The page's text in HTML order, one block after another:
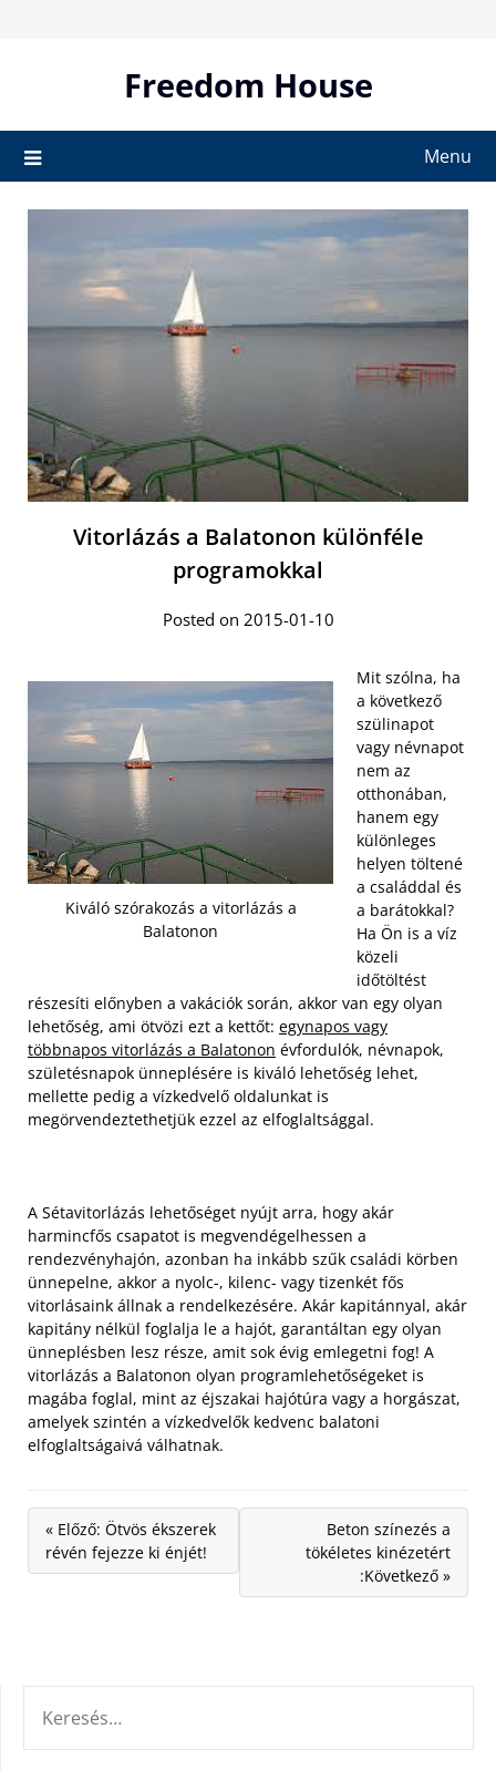
Freedom House
Menu
Vitorlázás a Balatonon különféle
programokkal
Posted on 2015-01-10
Kiváló szórakozás a vitorlázás a
Balatonon
Mit szólna, ha
a következő
szülinapot
vagy névnapot
nem az
otthonában,
hanem egy
különleges
helyen töltené
a családdal és
a barátokkal?
Ha Ön is a víz
közeli
időtöltést
részesíti előnyben a vakációk során, akkor van egy olyan
lehetőség, ami ötvözi ezt a kettőt: egynapos vagy
többnapos vitorlázás a Balatonon évfordulók, névnapok,
születésnapok ünneplésére is kiváló lehetőség lehet,
mellette pedig a vízkedvelő oldalunkat is
megörvendeztethetjük ezzel az elfoglaltsággal.
A Sétavitorlázás lehetőséget nyújt arra, hogy akár
harmincfős csapatot is megvendégelhessen a
rendezvényhajón, azonban ha inkább szűk családi körben
ünnepelne, akkor a nyolc-, kilenc- vagy tizenkét fős
vitorlásaink állnak a rendelkezésére. Akár kapitánnyal, akár
kapitány nélkül foglalja le a hajót, garantáltan egy olyan
ünneplésben lesz része, amit sok évig emlegetni fog! A
vitorlázás a Balatonon olyan programlehetőségeket is
magába foglal, mint az éjszakai hajótúra vagy a horgászat,
amelyek szintén a vízkedvelők kedvenc balatoni
elfoglaltságaivá válhatnak.
« Előző: Ötvös ékszerek
révén fejezze ki énjét!
Beton színezés a
tökéletes kinézetért
:Következő »